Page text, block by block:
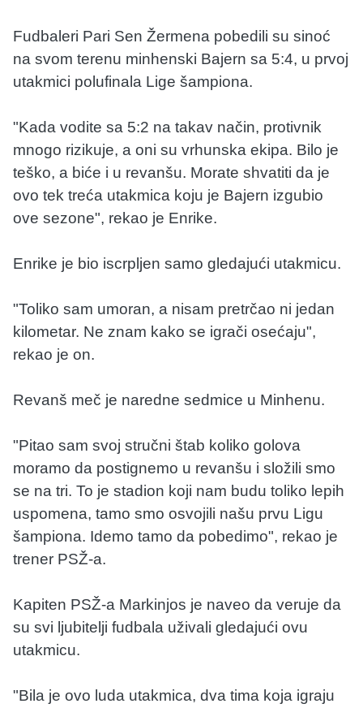
Fudbaleri Pari Sen Žermena pobedili su sinoć
na svom terenu minhenski Bajern sa 5:4, u prvoj
utakmici polufinala Lige šampiona.
"Kada vodite sa 5:2 na takav način, protivnik
mnogo rizikuje, a oni su vrhunska ekipa. Bilo je
teško, a biće i u revanšu. Morate shvatiti da je
ovo tek treća utakmica koju je Bajern izgubio
ove sezone", rekao je Enrike.
Enrike je bio iscrpljen samo gledajući utakmicu.
"Toliko sam umoran, a nisam pretrčao ni jedan
kilometar. Ne znam kako se igrači osećaju",
rekao je on.
Revanš meč je naredne sedmice u Minhenu.
"Pitao sam svoj stručni štab koliko golova
moramo da postignemo u revanšu i složili smo
se na tri. To je stadion koji nam budu toliko lepih
uspomena, tamo smo osvojili našu prvu Ligu
šampiona. Idemo tamo da pobedimo", rekao je
trener PSŽ-a.
Kapiten PSŽ-a Markinjos je naveo da veruje da
su svi ljubitelji fudbala uživali gledajući ovu
utakmicu.
"Bila je ovo luda utakmica, dva tima koja igraju